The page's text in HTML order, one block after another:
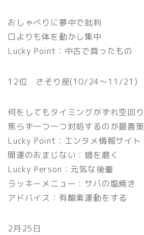
おしゃべりに夢中で批判
口よりも体を動かし集中
Lucky Point：中古で買ったもの
12位 さそり座(10/24〜11/21)
何をしてもタイミングがずれ空回り
焦らず一つ一つ対処するのが最善策
Lucky Point：エンタメ情報サイト
開運のおまじない：鏡を磨く
Lucky Person：元気な後輩
ラッキーメニュー：サバの塩焼き
アドバイス：有酸素運動をする
2月25日